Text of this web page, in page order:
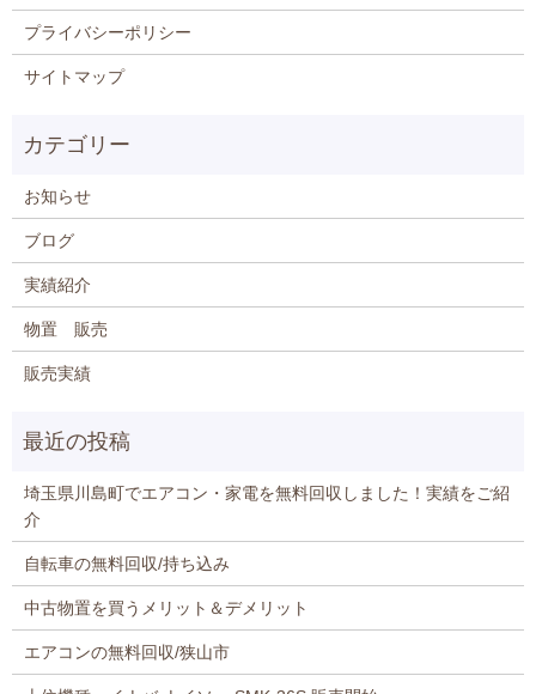
プライバシーポリシー
サイトマップ
お知らせ
ブログ
実績紹介
物置 販売
販売実績
埼玉県川島町でエアコン・家電を無料回収しました！実績をご紹
介
自転車の無料回収/持ち込み
中古物置を買うメリット＆デメリット
エアコンの無料回収/狭山市